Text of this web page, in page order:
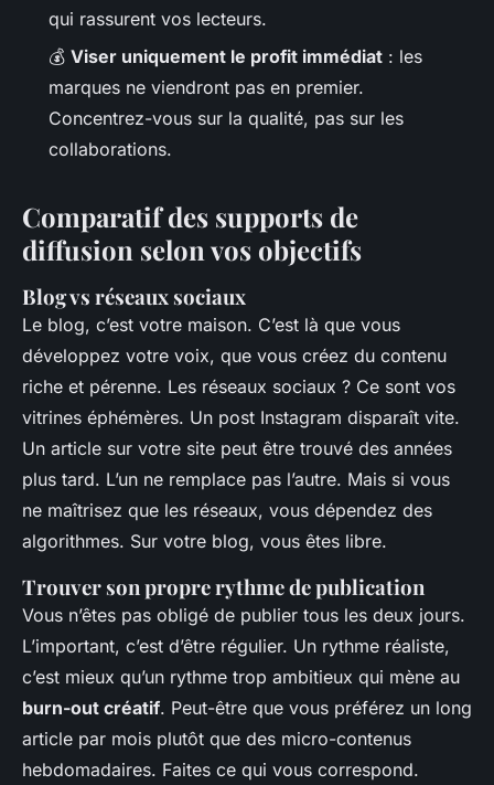
qui rassurent vos lecteurs.
💰 Viser uniquement le profit immédiat : les
marques ne viendront pas en premier.
Concentrez-vous sur la qualité, pas sur les
collaborations.
Comparatif des supports de
diffusion selon vos objectifs
Blog vs réseaux sociaux
Le blog, c’est votre maison. C’est là que vous
développez votre voix, que vous créez du contenu
riche et pérenne. Les réseaux sociaux ? Ce sont vos
vitrines éphémères. Un post Instagram disparaît vite.
Un article sur votre site peut être trouvé des années
plus tard. L’un ne remplace pas l’autre. Mais si vous
ne maîtrisez que les réseaux, vous dépendez des
algorithmes. Sur votre blog, vous êtes libre.
Trouver son propre rythme de publication
Vous n’êtes pas obligé de publier tous les deux jours.
L’important, c’est d’être régulier. Un rythme réaliste,
c’est mieux qu’un rythme trop ambitieux qui mène au
burn-out créatif. Peut-être que vous préférez un long
article par mois plutôt que des micro-contenus
hebdomadaires. Faites ce qui vous correspond.